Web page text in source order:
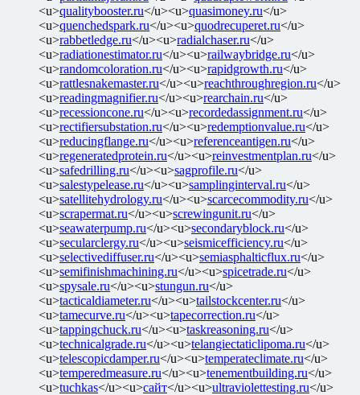
<u>qualitybooster.ru</u><u>quasimoney.ru</u>
<u>quenchedspark.ru</u><u>quodrecuperet.ru</u>
<u>rabbetledge.ru</u><u>radialchaser.ru</u>
<u>radiationestimator.ru</u><u>railwaybridge.ru</u>
<u>randomcoloration.ru</u><u>rapidgrowth.ru</u>
<u>rattlesnakemaster.ru</u><u>reachthroughregion.ru</u>
<u>readingmagnifier.ru</u><u>rearchain.ru</u>
<u>recessioncone.ru</u><u>recordedassignment.ru</u>
<u>rectifiersubstation.ru</u><u>redemptionvalue.ru</u>
<u>reducingflange.ru</u><u>referenceantigen.ru</u>
<u>regeneratedprotein.ru</u><u>reinvestmentplan.ru</u>
<u>safedrilling.ru</u><u>sagprofile.ru</u>
<u>salestypelease.ru</u><u>samplinginterval.ru</u>
<u>satellitehydrology.ru</u><u>scarcecommodity.ru</u>
<u>scrapermat.ru</u><u>screwingunit.ru</u>
<u>seawaterpump.ru</u><u>secondaryblock.ru</u>
<u>secularclergy.ru</u><u>seismicefficiency.ru</u>
<u>selectivediffuser.ru</u><u>semiasphalticflux.ru</u>
<u>semifinishmachining.ru</u><u>spicetrade.ru</u>
<u>spysale.ru</u><u>stungun.ru</u>
<u>tacticaldiameter.ru</u><u>tailstockcenter.ru</u>
<u>tamecurve.ru</u><u>tapecorrection.ru</u>
<u>tappingchuck.ru</u><u>taskreasoning.ru</u>
<u>technicalgrade.ru</u><u>telangiectaticlipoma.ru</u>
<u>telescopicdamper.ru</u><u>temperateclimate.ru</u>
<u>temperedmeasure.ru</u><u>tenementbuilding.ru</u>
<u>tuchkas</u><u>сайт</u><u>ultraviolettesting.ru</u>